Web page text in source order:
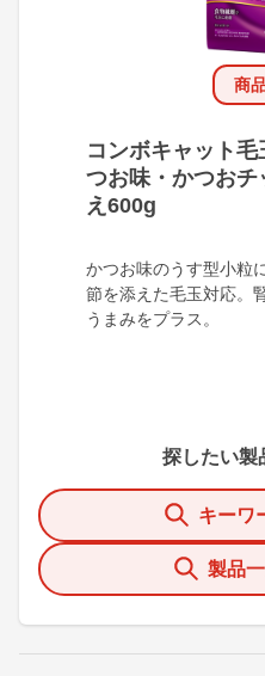
商
コンボキャット
つお味・かつお
え600g
かつお味のうす型小粒
節を添えた毛玉対応。
うまみをプラス。
探したい製
キーワ
製品